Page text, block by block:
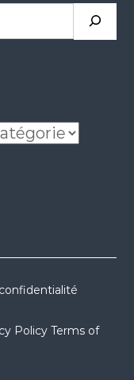
Policy Terms of